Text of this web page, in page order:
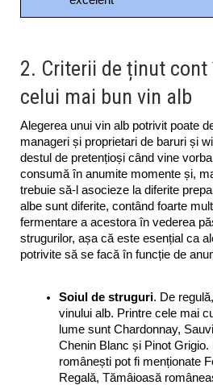
2. Criterii de ținut cont
celui mai bun vin alb
Alegerea unui vin alb potrivit poate
manageri și proprietari de baruri și
destul de pretențioși când vine
consumă în anumite momente și,
trebuie să-l asocieze la diferite
albe sunt diferite, contând foarte
fermentare a acestora în vederea
strugurilor, așa că este esențial ca
potrivite să se facă în funcție de
Soiul de struguri. De
vinului alb. Printre cele mai
lume sunt Chardonnay,
Chenin Blanc și Pinot Grigio.
românești pot fi menționate
Regală, Tămâioasă